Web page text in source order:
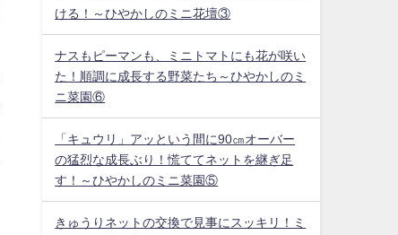
ける！～ひやかしのミニ花壇③
ナスもピーマンも、ミニトマトにも花が咲い
た！順調に成長する野菜たち～ひやかしのミ
ニ菜園⑥
「キュウリ」アッという間に90㎝オーバー
の猛烈な成長ぶり！慌ててネットを継ぎ足
す！～ひやかしのミニ菜園⑤
きゅうりネットの交換で見事にスッキリ！ミ